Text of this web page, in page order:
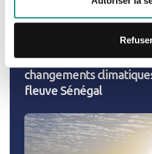
Incubation de projets
changements
fleuve Sénégal